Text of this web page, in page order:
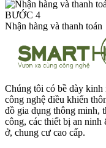
BƯỚC 4
Nhận hàng và thanh toán
Chúng tôi có bề dày
công nghệ điều khiển
đồ gia dụng thông minh,
công, các thiết bị an
ở, chung cư cao cấp.